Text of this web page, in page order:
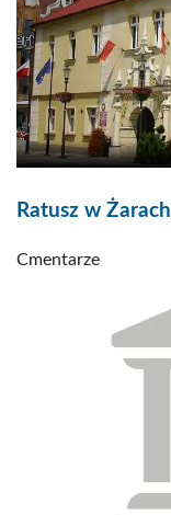
Ratusz w Żarach
Cmentarze